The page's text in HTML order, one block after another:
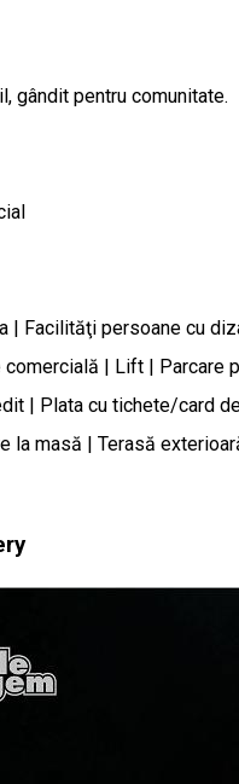
gândit pentru comunitate.
| Facilităţi persoane cu
comercială | Lift | Parcare
| Plata cu tichete/card
la masă | Terasă